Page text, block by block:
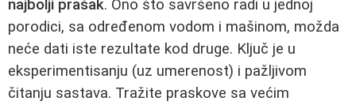
najbolji prašak. Ono što savršeno radi u jednoj
porodici, sa određenom vodom i mašinom, možda
neće dati iste rezultate kod druge. Ključ je u
eksperimentisanju (uz umerenost) i pažljivom
čitanju sastava. Tražite praskove sa većim